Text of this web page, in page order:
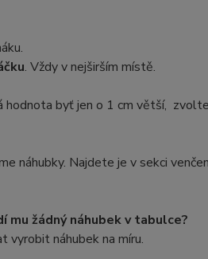
. Vždy v nejširším místě.
byť jen o 1 cm větší,
náhubky. Najdete je v sekci
mu žádný náhubek v tabulce?
vyrobit náhubek na míru.